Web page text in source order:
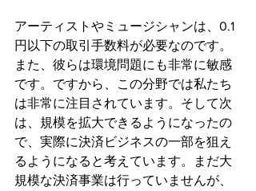
アーティストやミュージシャンは、0.1
円以下の取引手数料が必要なのです。
また、彼らは環境問題にも非常に敏感
です。ですから、この分野では私たち
は非常に注目されています。そして次
は、規模を拡大できるようになったの
で、実際に決済ビジネスの一部を狙え
るようになると考えています。まだ大
規模な決済事業は行っていませんが、